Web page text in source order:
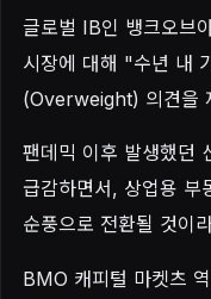
글로벌 IB인 뱅크오브
시장에 대해 "수년 내
(Overweight) 의견을
팬데믹 이후 발생했던
급감하면서, 상업용 부
순풍으로 전환될 것이
BMO 캐피털 마켓츠